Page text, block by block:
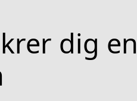
dig en